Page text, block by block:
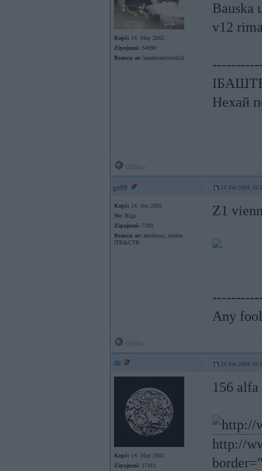
Kopš: 14. May 2002
Ziņojumi: 34090
Braucu ar: banderautomobili
Bauska
v12
Нехай
gt99 23. Feb 2004,
Kopš: 14. Jun 2002
No: Rīga
Ziņojumi: 7200
Braucu ar: autobusu, reizēm
ITR&CTR
Z1
Any
AV 23. Feb 2004,
Kopš: 14. May 2002
Ziņojumi: 17411
156
http://